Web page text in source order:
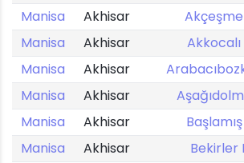
Manisa
Akhisar
Manisa
Akhisar
Akkocalı
Manisa
Akhisar
Manisa
Akhisar
Manisa
Akhisar
Manisa
Akhisar
Bekirler